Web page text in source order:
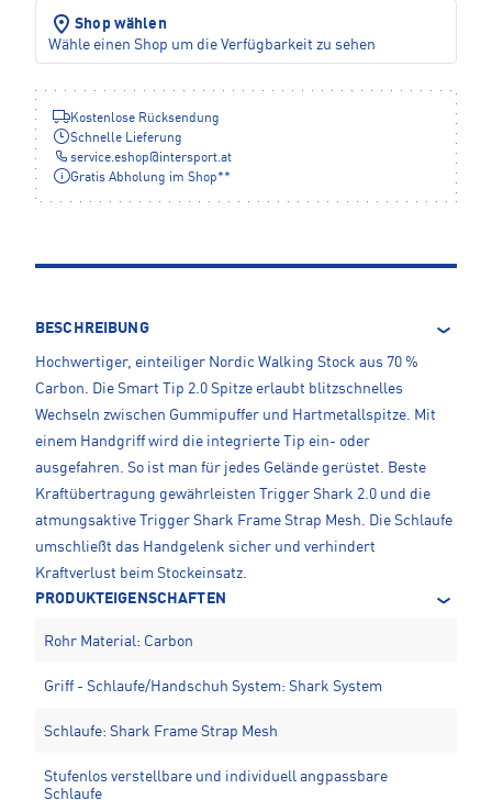
Shop wählen
Wähle einen Shop um die Verfügbarkeit zu sehen
Kostenlose Rücksendung
Schnelle Lieferung
service.eshop@intersport.at
Gratis Abholung im Shop**
BESCHREIBUNG
Hochwertiger, einteiliger Nordic Walking Stock aus 70 %
Carbon. Die Smart Tip 2.0 Spitze erlaubt blitzschnelles
Wechseln zwischen Gummipuffer und Hartmetallspitze. Mit
einem Handgriff wird die integrierte Tip ein- oder
ausgefahren. So ist man für jedes Gelände gerüstet. Beste
Kraftübertragung gewährleisten Trigger Shark 2.0 und die
atmungsaktive Trigger Shark Frame Strap Mesh. Die Schlaufe
umschließt das Handgelenk sicher und verhindert
Kraftverlust beim Stockeinsatz.
PRODUKTEIGENSCHAFTEN
Rohr Material: Carbon
Griff - Schlaufe/Handschuh System: Shark System
Schlaufe: Shark Frame Strap Mesh
Stufenlos verstellbare und individuell angpassbare
Schlaufe